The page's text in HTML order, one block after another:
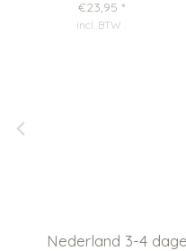
€23,95 *
incl. BTW
Nederland 3-4